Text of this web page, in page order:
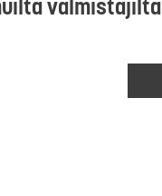
valmistajilta